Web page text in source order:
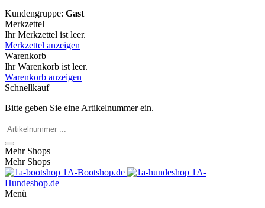
Kundengruppe: Gast
Merkzettel
Ihr Merkzettel ist leer.
Merkzettel anzeigen
Warenkorb
Ihr Warenkorb ist leer.
Warenkorb anzeigen
Schnellkauf
Bitte geben Sie eine Artikelnummer ein.
Mehr Shops
Mehr Shops
1A-Bootshop.de
1A-
Hundeshop.de
Menü